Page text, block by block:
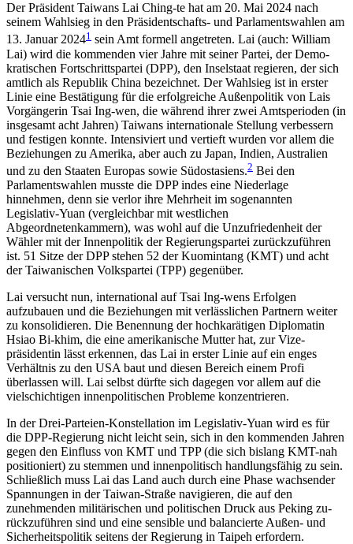
Der Präsident Taiwans Lai Ching-te hat am 20. Mai 2024 nach
seinem Wahlsieg in den Präsidentschafts- und Parlamentswahlen am
13. Januar 20241 sein Amt formell angetreten. Lai (auch: William
Lai) wird die kommenden vier Jahre mit seiner Partei, der Demo­
kratischen Fortschrittspartei (DPP), den Inselstaat regieren, der sich
amtlich als Republik China bezeich­net. Der Wahlsieg ist in erster
Linie eine Bestätigung für die erfolgreiche Außenpolitik von Lais
Vorgängerin Tsai Ing-wen, die während ihrer zwei Amtsperioden (in
insgesamt acht Jahren) Taiwans internationale Stellung verbessern
und festigen konnte. Intensiviert und vertieft wurden vor allem die
Beziehungen zu Amerika, aber auch zu Japan, Indien, Australien
und zu den Staaten Europas sowie Südostasiens.2 Bei den
Parlamentswahlen musste die DPP indes eine Nieder­lage
hinnehmen, denn sie verlor ihre Mehrheit im sogenannten
Legislativ-Yuan (vergleichbar mit west­lichen
Abgeordnetenkammern), was wohl auf die Unzufriedenheit der
Wähler mit der Innenpolitik der Regierungspartei zurückzuführen
ist. 51 Sitze der DPP stehen 52 der Kuomintang (KMT) und acht
der Taiwanischen Volkspartei (TPP) gegenüber.
Lai versucht nun, international auf Tsai Ing-wens Erfolgen
aufzubauen und die Beziehungen mit ver­lässlichen Partnern weiter
zu konsolidieren. Die Benennung der hochkarätigen Diplomatin
Hsiao Bi‑khim, die eine amerikanische Mutter hat, zur Vize­
präsidentin lässt erkennen, das Lai in erster Linie auf ein enges
Verhältnis zu den USA baut und diesen Bereich einem Profi
überlassen will. Lai selbst dürfte sich dagegen vor allem auf die
vielschichtigen innen­politischen Probleme konzentrieren.
In der Drei-Parteien-Konstellation im Legislativ-Yuan wird es für
die DPP-Regierung nicht leicht sein, sich in den kommenden Jahren
gegen den Einfluss von KMT und TPP (die sich bislang KMT-nah
positioniert) zu stemmen und innenpolitisch handlungs­fähig zu sein.
Schließlich muss Lai das Land auch durch eine Phase wachsender
Spannungen in der Taiwan-Straße navigieren, die auf den
zunehmenden militärischen und politischen Druck aus Peking zu­
rückzuführen sind und eine sensible und balancierte Außen- und
Sicherheitspolitik seitens der Regierung in Taipeh erfordern.